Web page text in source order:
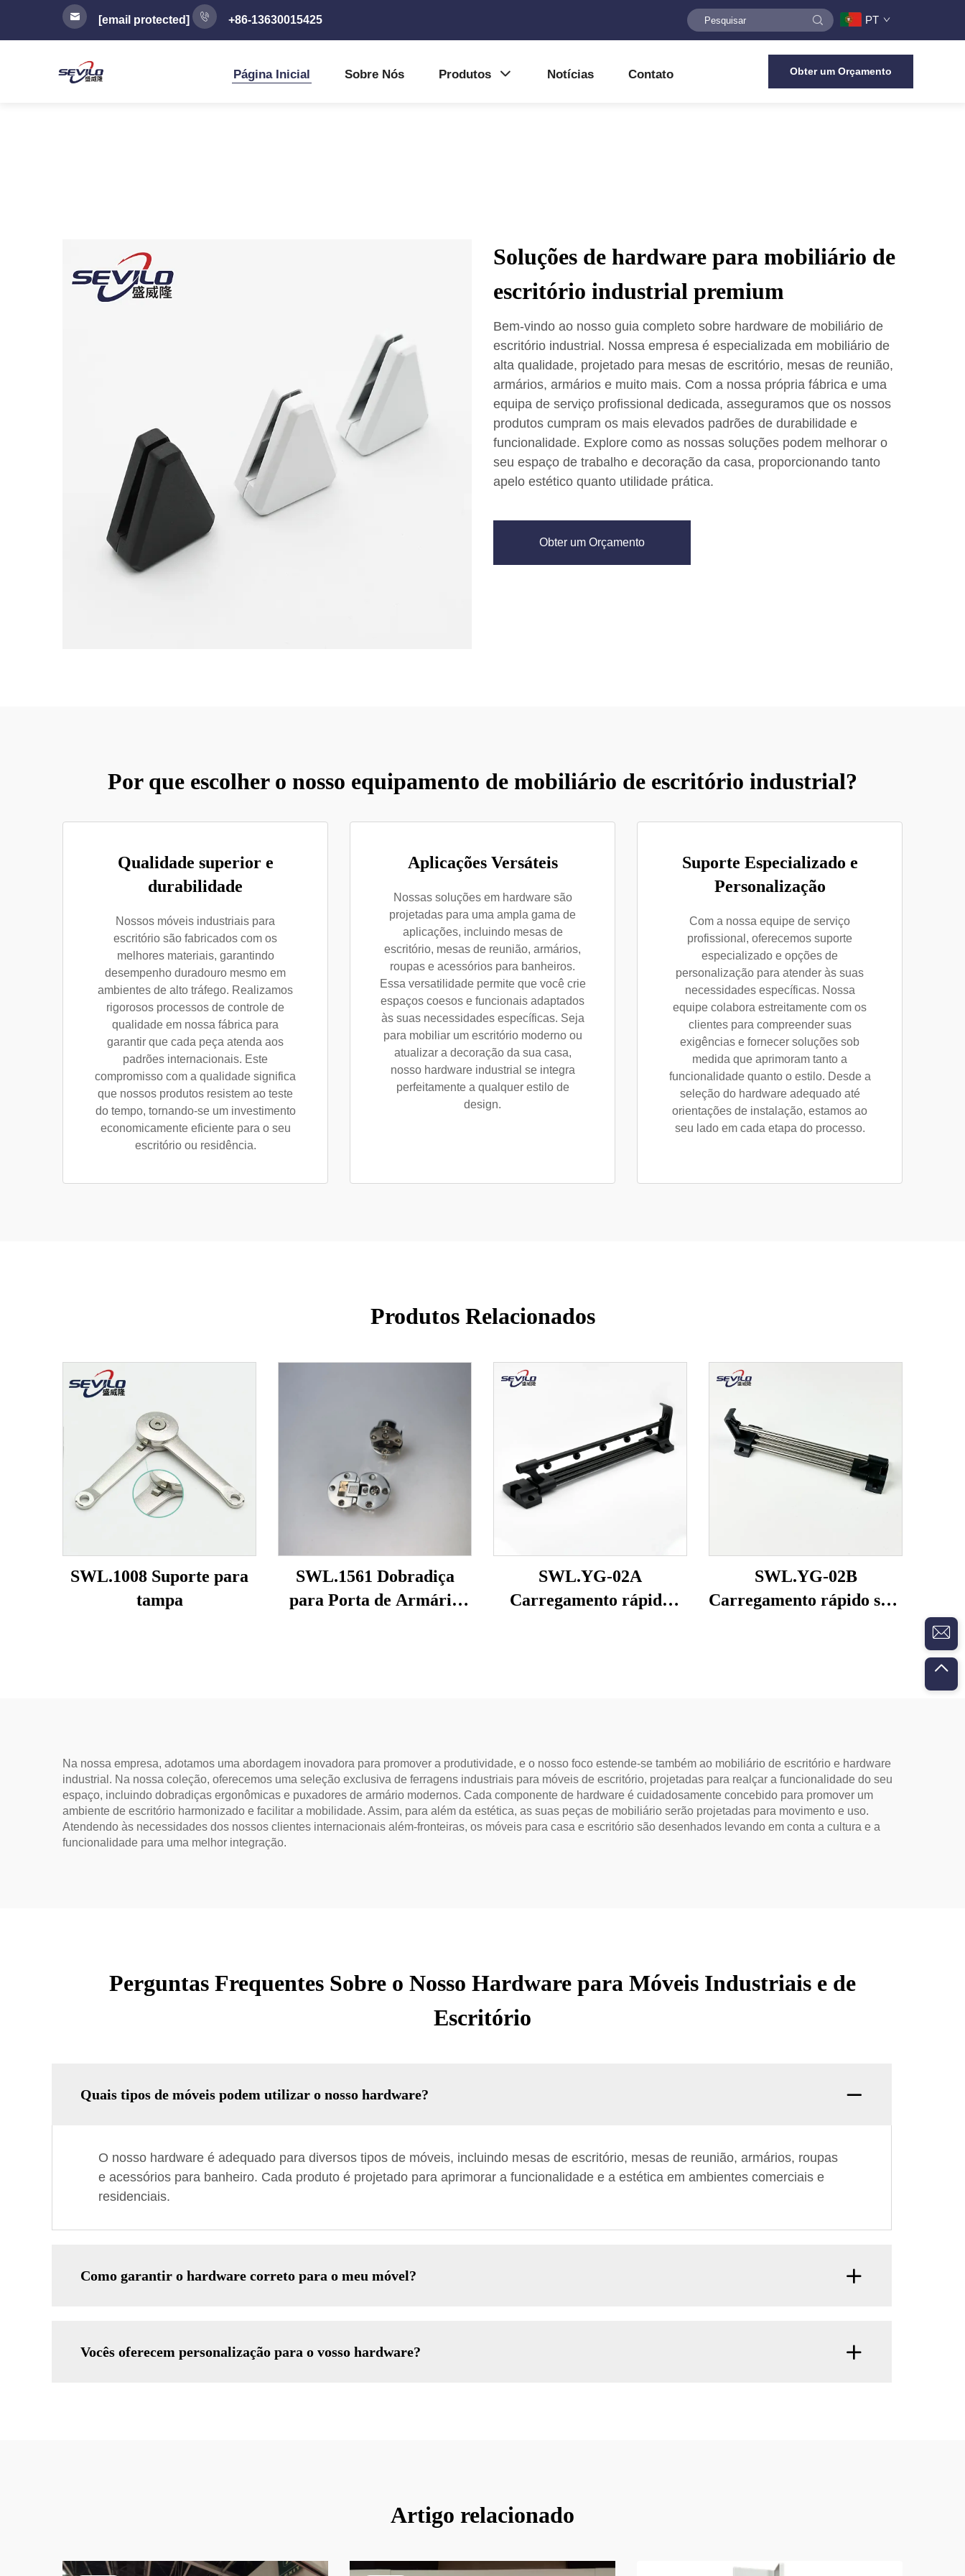
[email protected] +86-13630015425 PT
Página Inicial Sobre Nós Produtos Notícias Contato Obter um Orçamento
Soluções de hardware para mobiliário de
escritório industrial premium
Bem-vindo ao nosso guia completo sobre hardware de mobiliário de
escritório industrial. Nossa empresa é especializada em mobiliário de
alta qualidade, projetado para mesas de escritório, mesas de reunião,
armários, armários e muito mais. Com a nossa própria fábrica e uma
equipa de serviço profissional dedicada, asseguramos que os nossos
produtos cumpram os mais elevados padrões de durabilidade e
funcionalidade. Explore como as nossas soluções podem melhorar o
seu espaço de trabalho e decoração da casa, proporcionando tanto
apelo estético quanto utilidade prática.
Obter um Orçamento
Por que escolher o nosso equipamento de mobiliário de escritório industrial?
Qualidade superior e
durabilidade
Nossos móveis industriais para
escritório são fabricados com os
melhores materiais, garantindo
desempenho duradouro mesmo em
ambientes de alto tráfego. Realizamos
rigorosos processos de controle de
qualidade em nossa fábrica para
garantir que cada peça atenda aos
padrões internacionais. Este
compromisso com a qualidade significa
que nossos produtos resistem ao teste
do tempo, tornando-se um investimento
economicamente eficiente para o seu
escritório ou residência.
Aplicações Versáteis
Nossas soluções em hardware são
projetadas para uma ampla gama de
aplicações, incluindo mesas de
escritório, mesas de reunião, armários,
roupas e acessórios para banheiros.
Essa versatilidade permite que você crie
espaços coesos e funcionais adaptados
às suas necessidades específicas. Seja
para mobiliar um escritório moderno ou
atualizar a decoração da sua casa,
nosso hardware industrial se integra
perfeitamente a qualquer estilo de
design.
Suporte Especializado e
Personalização
Com a nossa equipe de serviço
profissional, oferecemos suporte
especializado e opções de
personalização para atender às suas
necessidades específicas. Nossa
equipe colabora estreitamente com os
clientes para compreender suas
exigências e fornecer soluções sob
medida que aprimoram tanto a
funcionalidade quanto o estilo. Desde a
seleção do hardware adequado até
orientações de instalação, estamos ao
seu lado em cada etapa do processo.
Produtos Relacionados
SWL.1008 Suporte para
tampa
SWL.1561 Dobradiça
para Porta de Armário
SWL.YG-02A
Carregamento rápido
SWL.YG-02B
Carregamento rápido sem
Na nossa empresa, adotamos uma abordagem inovadora para promover a produtividade, e o nosso foco estende-se também ao mobiliário de escritório e hardware
industrial. Na nossa coleção, oferecemos uma seleção exclusiva de ferragens industriais para móveis de escritório, projetadas para realçar a funcionalidade do seu
espaço, incluindo dobradiças ergonômicas e puxadores de armário modernos. Cada componente de hardware é cuidadosamente concebido para promover um
ambiente de escritório harmonizado e facilitar a mobilidade. Assim, para além da estética, as suas peças de mobiliário serão projetadas para movimento e uso.
Atendendo às necessidades dos nossos clientes internacionais além-fronteiras, os móveis para casa e escritório são desenhados levando em conta a cultura e a
funcionalidade para uma melhor integração.
Perguntas Frequentes Sobre o Nosso Hardware para Móveis Industriais e de
Escritório
Quais tipos de móveis podem utilizar o nosso hardware?
O nosso hardware é adequado para diversos tipos de móveis, incluindo mesas de escritório, mesas de reunião, armários, roupas
e acessórios para banheiro. Cada produto é projetado para aprimorar a funcionalidade e a estética em ambientes comerciais e
residenciais.
Como garantir o hardware correto para o meu móvel?
Vocês oferecem personalização para o vosso hardware?
Artigo relacionado